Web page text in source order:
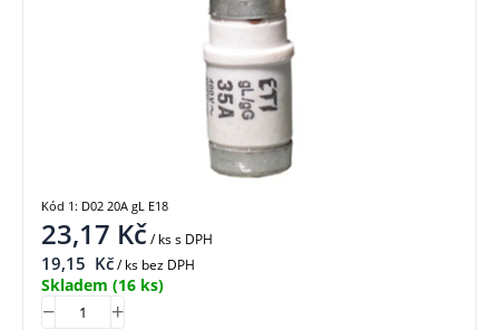
23,17 Kč/ kss DPH
19,15 Kč/ ks bez DPH
Skladem (16 ks)
Kód 1: D02 20A gL E18